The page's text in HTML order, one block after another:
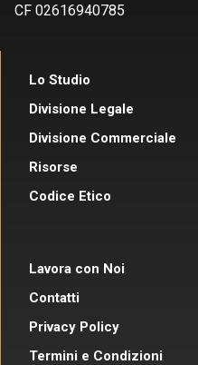
CF 02616940785
Lo Studio
Divisione Legale
Divisione Commerciale
Risorse
Codice Etico
Lavora con Noi
Contatti
Privacy Policy
Termini e Condizioni